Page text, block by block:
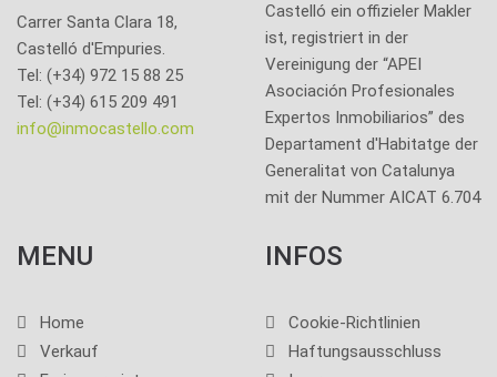
Carrer Santa Clara 18,
Castelló d'Empuries.
Tel: (+34) 972 15 88 25
Tel: (+34) 615 209 491
info@inmocastello.com
Castelló ein offizieler Makler
ist, registriert in der
Vereinigung der “APEI
Asociación Profesionales
Expertos Inmobiliarios” des
Departament d'Habitatge der
Generalitat von Catalunya
mit der Nummer AICAT 6.704
MENU
Home
Verkauf
INFOS
Cookie-Richtlinien
Haftungsausschluss